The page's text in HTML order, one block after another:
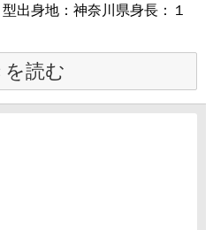
出身地：神奈川県身長：１
を読む